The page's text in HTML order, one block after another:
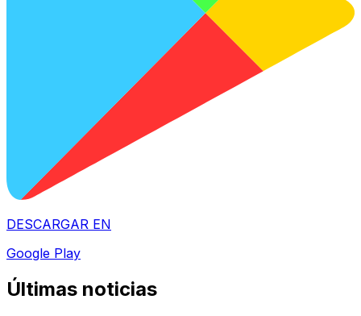
DESCARGAR EN
Google Play
Últimas noticias